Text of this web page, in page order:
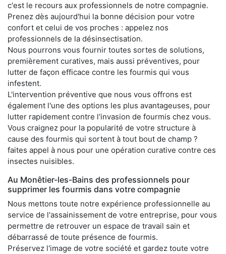
c'est le recours aux professionnels de notre compagnie.
Prenez dès aujourd'hui la bonne décision pour votre
confort et celui de vos proches : appelez nos
professionnels de la désinsectisation.
Nous pourrons vous fournir toutes sortes de solutions,
premièrement curatives, mais aussi préventives, pour
lutter de façon efficace contre les fourmis qui vous
infestent.
L'intervention préventive que nous vous offrons est
également l'une des options les plus avantageuses, pour
lutter rapidement contre l'invasion de fourmis chez vous.
Vous craignez pour la popularité de votre structure à
cause des fourmis qui sortent à tout bout de champ ?
faites appel à nous pour une opération curative contre ces
insectes nuisibles.
Au Monêtier-les-Bains des professionnels pour
supprimer les fourmis dans votre compagnie
Nous mettons toute notre expérience professionnelle au
service de l'assainissement de votre entreprise, pour vous
permettre de retrouver un espace de travail sain et
débarrassé de toute présence de fourmis.
Préservez l'image de votre société et gardez toute votre